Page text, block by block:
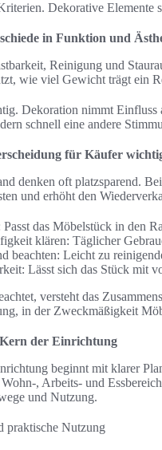
Dekorative Elemente
in Funktion und
Reinigung und
wie viel Gewicht trägt ein
Dekoration nimmt Einfluss
schnell eine andere
für Käufer
denken oft platzsparend.
und erhöht den
das Möbelstück in den
klären: Täglicher
beachten: Leicht zu
Lässt sich das Stück mit
versteht das
in der Zweckmäßigkeit
der Einrichtung
beginnt mit klarer
, Arbeits- und
und Nutzung.
praktische Nutzung